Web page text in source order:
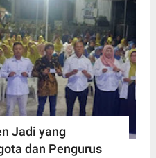
Jadi yang
dan Pengurus